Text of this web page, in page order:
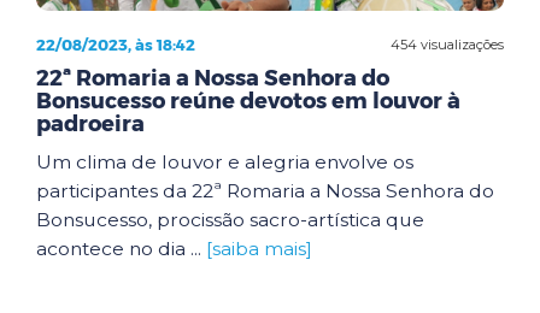
454 visualizações
22/08/2023, às 18:42
22ª Romaria a Nossa Senhora do
Bonsucesso reúne devotos em louvor à
padroeira
Um clima de louvor e alegria envolve os
participantes da 22ª Romaria a Nossa Senhora do
Bonsucesso, procissão sacro-artística que
acontece no dia ... [saiba mais]